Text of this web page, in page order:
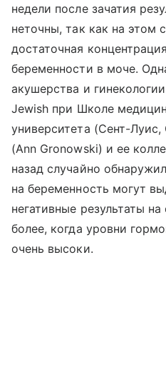
недели после зачатия
неточны, так как на этом
достаточная
беременности в моче.
акушерства и
Jewish при Школе
университета (Сент-
(Ann Gronowski) и ее
назад случайно
на беременность могут
негативные результаты
более, когда уровни
очень высоки.